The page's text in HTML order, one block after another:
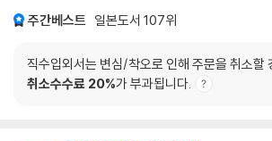
주간베스트 일본도서 107위
직수입외서는 변심/착오로 인해 주문을 취소할
취소수수료 20%가 부과됩니다.